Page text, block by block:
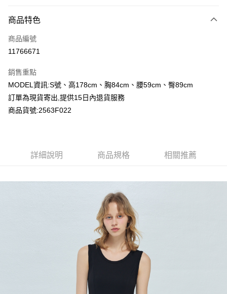
信用卡一次付款
超商取貨付款
Apple Pay
Google Pay
每筆NT$80，滿NT$2,000(含以上)免運費
每筆NT$80，滿NT$2,000(含以上)免運費
每筆NT$80，滿NT$2,000(含以上)免運費
每筆NT$80，滿NT$2,000(含以上)免運費
每筆NT$120，滿NT$2,000(含以上)免運費
商品特色
商品編號
11766671
銷售重點
MODEL資訊:S號、高178cm、胸84cm、腰59cm、臀89cm
訂單為現貨寄出,提供15日內退貨服務
商品貨號:2563F022
詳細說明 商品規格 相關推薦